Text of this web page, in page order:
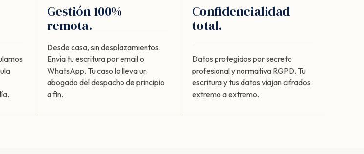
Gestión 100%
remota.
Desde casa, sin desplazamientos.
Envía tu escritura por email o
WhatsApp. Tu caso lo lleva un
abogado del despacho de principio
a fin.
Confidencialidad
total.
Datos protegidos por secreto
profesional y normativa RGPD. Tu
escritura y tus datos viajan cifrados
extremo a extremo.